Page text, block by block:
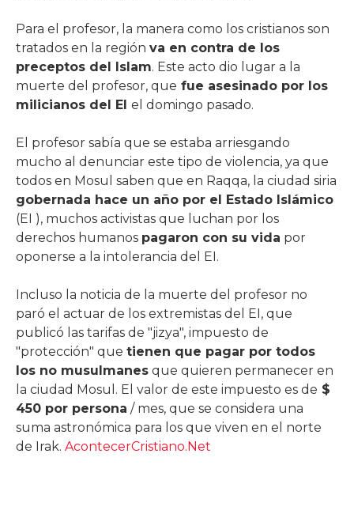
Para el profesor, la manera como los cristianos son
tratados en la región va en contra de los
preceptos del Islam. Este acto dio lugar a la
muerte del profesor, que fue asesinado por los
milicianos del EI el domingo pasado.
El profesor sabía que se estaba arriesgando
mucho al denunciar este tipo de violencia, ya que
todos en Mosul saben que en Raqqa, la ciudad siria
gobernada hace un año por el Estado Islámico
(EI ), muchos activistas que luchan por los
derechos humanos pagaron con su vida por
oponerse a la intolerancia del EI.
Incluso la noticia de la muerte del profesor no
paró el actuar de los extremistas del EI, que
publicó las tarifas de "jizya", impuesto de
"protección" que tienen que pagar por todos
los no musulmanes que quieren permanecer en
la ciudad Mosul. El valor de este impuesto es de $
450 por persona / mes, que se considera una
suma astronómica para los que viven en el norte
de Irak. AcontecerCristiano.Net